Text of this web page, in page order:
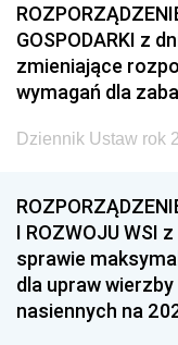
GOSPODARKI z
zmieniające
wymagań dla
Dziennik Ustaw rok
I ROZWOJU WSI
sprawie
dla upraw
nasiennych na